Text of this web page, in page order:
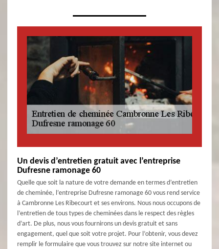
Un devis d’entretien gratuit avec l’entreprise
Dufresne ramonage 60
Quelle que soit la nature de votre demande en termes d’entretien
de cheminée, l’entreprise Dufresne ramonage 60 vous rend service
à Cambronne Les Ribecourt et ses environs. Nous nous occupons de
l’entretien de tous types de cheminées dans le respect des règles
d’art. De plus, nous vous fournirons un devis gratuit et sans
engagement, quel que soit votre projet. Pour l’obtenir, vous devez
remplir le formulaire que vous trouvez sur notre site internet ou